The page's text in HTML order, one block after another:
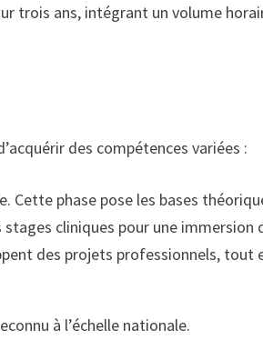
trois ans, intégrant un volume
des compétences variées :
phase pose les bases
cliniques pour une immersion
des projets professionnels,
à l’échelle nationale.